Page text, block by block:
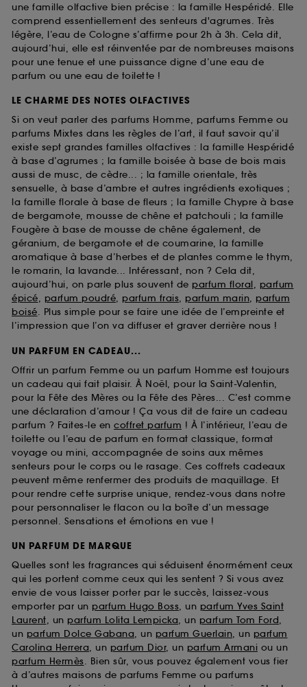
une famille olfactive bien précise : la famille Hespéridé. Elle
comprend essentiellement des senteurs d'agrumes. Très
légère, l’eau de Cologne s’affirme pour 2h à 3h. Cela dit,
aujourd’hui, elle est réinventée par de nombreuses maisons
pour une tenue et une puissance digne d’une eau de
parfum ou une eau de toilette !
LE CHARME DES NOTES OLFACTIVES
Si on veut parler des parfums Homme, parfums Femme ou
parfums Mixtes dans les règles de l’art, il faut savoir qu’il
existe sept grandes familles olfactives : la famille Hespéridé
à base d’agrumes ; la famille boisée à base de bois mais
aussi de musc, de cèdre... ; la famille orientale, très
sensuelle, à base d’ambre et autres ingrédients exotiques ;
la famille florale à base de fleurs ; la famille Chypre à base
de bergamote, mousse de chêne et patchouli ; la famille
Fougère à base de mousse de chêne également, de
géranium, de bergamote et de coumarine, la famille
aromatique à base d’herbes et de plantes comme le thym,
le romarin, la lavande... Intéressant, non ? Cela dit,
aujourd’hui, on parle plus souvent de parfum floral, parfum
épicé, parfum poudré, parfum frais, parfum marin, parfum
boisé. Plus simple pour se faire une idée de l’empreinte et
l’impression que l’on va diffuser et graver derrière nous !
UN PARFUM EN CADEAU...
Offrir un parfum Femme ou un parfum Homme est toujours
un cadeau qui fait plaisir. À Noël, pour la Saint-Valentin,
pour la Fête des Mères ou la Fête des Pères... C’est comme
une déclaration d’amour ! Ça vous dit de faire un cadeau
parfum ? Faites-le en coffret parfum ! À l’intérieur, l’eau de
toilette ou l’eau de parfum en format classique, format
voyage ou mini, accompagnée de soins aux mêmes
senteurs pour le corps ou le rasage. Ces coffrets cadeaux
peuvent même renfermer des produits de maquillage. Et
pour rendre cette surprise unique, rendez-vous dans notre
pour personnaliser le flacon ou la boîte d’un message
personnel. Sensations et émotions en vue !
UN PARFUM DE MARQUE
Quelles sont les fragrances qui séduisent énormément ceux
qui les portent comme ceux qui les sentent ? Si vous avez
envie de vous laisser porter par le succès, laissez-vous
emporter par un parfum Hugo Boss, un parfum Yves Saint
Laurent, un parfum Lolita Lempicka, un parfum Tom Ford,
un parfum Dolce Gabana, un parfum Guerlain, un parfum
Carolina Herrera, un parfum Dior, un parfum Armani ou un
parfum Hermès. Bien sûr, vous pouvez également vous fier
à d’autres maisons de parfums Femme ou parfums